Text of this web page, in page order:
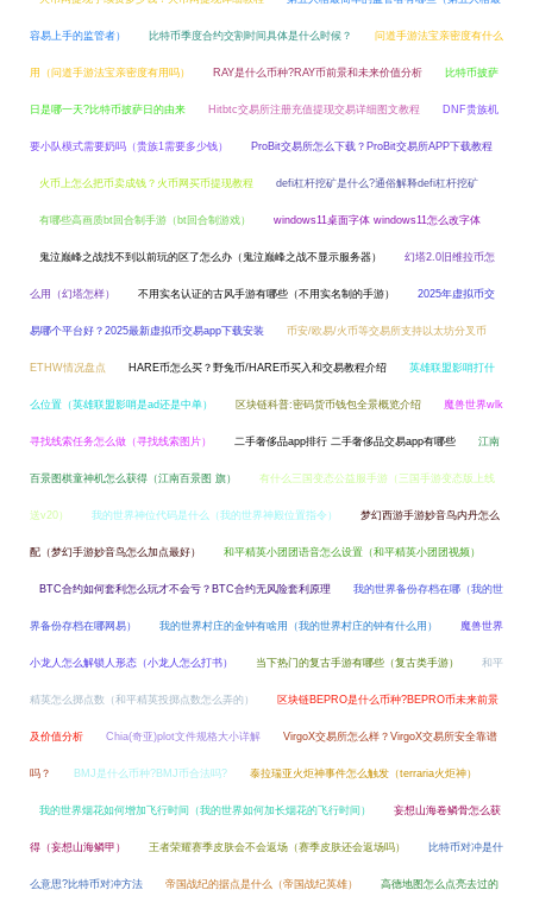
容易上手的监管者） 比特币季度合约交割时间具体是什么时候？ 问道手游法宝亲密度有什么
用（问道手游法宝亲密度有用吗） RAY是什么币种?RAY币前景和未来价值分析 比特币披萨
日是哪一天?比特币披萨日的由来 Hitbtc交易所注册充值提现交易详细图文教程 DNF贵族机
要小队模式需要奶吗（贵族1需要多少钱） ProBit交易所怎么下载？ProBit交易所APP下载教程
火币上怎么把币卖成钱？火币网买币提现教程 defi杠杆挖矿是什么?通俗解释defi杠杆挖矿
有哪些高画质bt回合制手游（bt回合制游戏） windows11桌面字体 windows11怎么改字体
鬼泣巅峰之战找不到以前玩的区了怎么办（鬼泣巅峰之战不显示服务器） 幻塔2.0旧维拉币怎
么用（幻塔怎样） 不用实名认证的古风手游有哪些（不用实名制的手游） 2025年虚拟币交
易哪个平台好？2025最新虚拟币交易app下载安装 币安/欧易/火币等交易所支持以太坊分叉币
ETHW情况盘点 HARE币怎么买？野兔币/HARE币买入和交易教程介绍 英雄联盟影哨打什
么位置（英雄联盟影哨是ad还是中单） 区块链科普:密码货币钱包全景概览介绍 魔兽世界wlk
寻找线索任务怎么做（寻找线索图片） 二手奢侈品app排行 二手奢侈品交易app有哪些 江南
百景图棋童神机怎么获得（江南百景图 旗） 有什么三国变态公益服手游（三国手游变态版上线
送v20） 我的世界神位代码是什么（我的世界神殿位置指令） 梦幻西游手游妙音鸟内丹怎么
配（梦幻手游妙音鸟怎么加点最好） 和平精英小团团语音怎么设置（和平精英小团团视频）
BTC合约如何套利怎么玩才不会亏？BTC合约无风险套利原理 我的世界备份存档在哪（我的世
界备份存档在哪网易） 我的世界村庄的金钟有啥用（我的世界村庄的钟有什么用） 魔兽世界
小龙人怎么解锁人形态（小龙人怎么打书） 当下热门的复古手游有哪些（复古类手游） 和平
精英怎么掷点数（和平精英投掷点数怎么弄的） 区块链BEPRO是什么币种?BEPRO币未来前景
及价值分析 Chia(奇亚)plot文件规格大小详解 VirgoX交易所怎么样？VirgoX交易所安全靠谱
吗？ BMJ是什么币种?BMJ币合法吗? 泰拉瑞亚火炬神事件怎么触发（terraria火炬神）
我的世界烟花如何增加飞行时间（我的世界如何加长烟花的飞行时间） 妄想山海卷鳞骨怎么获
得（妄想山海鳞甲） 王者荣耀赛季皮肤会不会返场（赛季皮肤还会返场吗） 比特币对冲是什
么意思?比特币对冲方法 帝国战纪的据点是什么（帝国战纪英雄） 高德地图怎么点亮去过的